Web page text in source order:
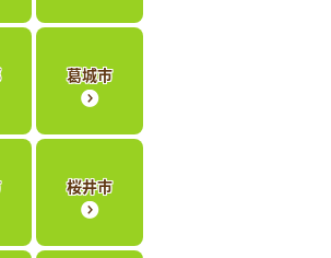
葛城市
桜井市